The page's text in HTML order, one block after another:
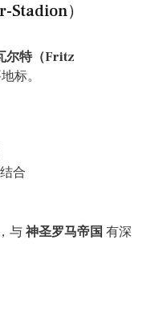
）
尔特（Fritz
标。
合
与神圣罗马帝国 有深